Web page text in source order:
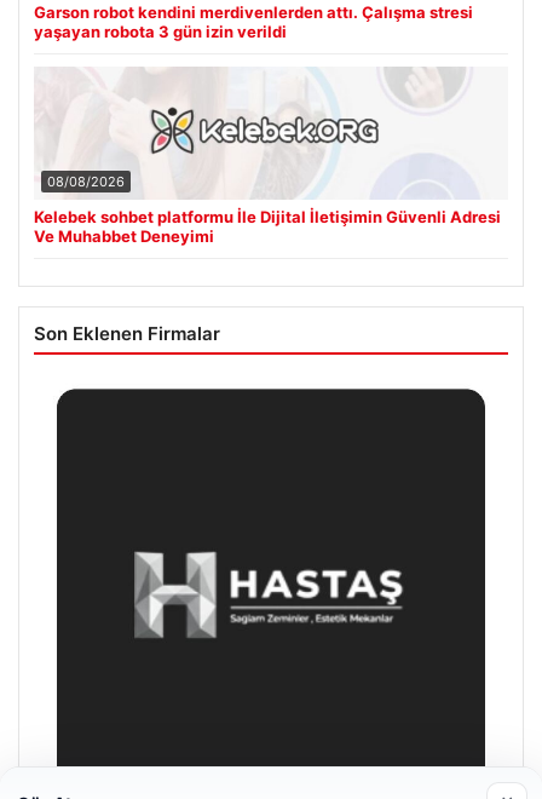
Garson robot kendini merdivenlerden attı. Çalışma stresi
yaşayan robota 3 gün izin verildi
08/08/2026
Kelebek sohbet platformu İle Dijital İletişimin Güvenli Adresi
Ve Muhabbet Deneyimi
Son Eklenen Firmalar